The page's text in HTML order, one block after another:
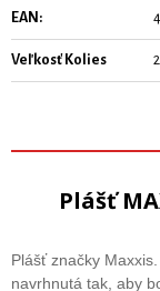
EAN:
Veľkosť Kolies
Plášť
Plášť značky
navrhnutá tak, aby